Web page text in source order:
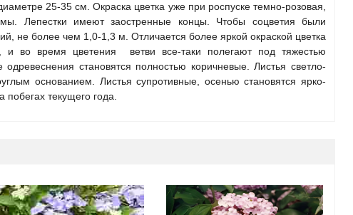
25-35 см. Окраска цветка уже при роспуске темно-розовая,
Лепестки имеют заостренные концы. Чтобы соцветия были
не более чем 1,0-1,3 м. Отличается более яркой окраской цветка
и во время цветения ветви все-таки полегают под тяжестью
становятся полностью коричневые. Листья светло-
основанием. Листья супротивные, осенью становятся ярко-
текущего года.